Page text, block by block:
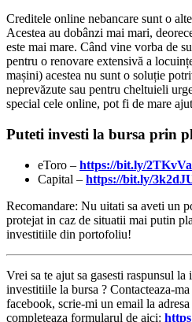
Creditele online nebancare sunt o
Acestea au dobânzi mai mari,
este mai mare. Când vine vorba de
pentru o renovare extensivă a
mașini) acestea nu sunt o soluție
neprevăzute sau pentru cheltuieli
special cele online, pot fi de mare
Puteti investi la bursa prin
eToro – https://bit.ly/
Capital – https://bit.ly/
Recomandare: Nu uitati sa aveti un
protejat in caz de situatii mai putin
investitiile din portofoliu!
Vrei sa te ajut sa gasesti raspunsul
investitiile la bursa ? Contacteaza-
facebook, scrie-mi un email la adresa
completeaza formularul de aici: